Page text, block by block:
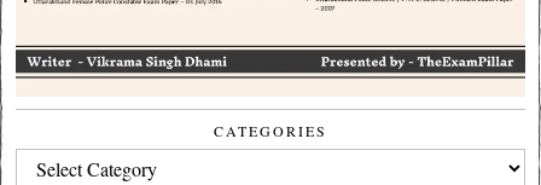
CATEGORIES
CATEGORIES